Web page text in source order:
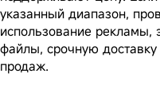
указанный диапазон,
использование рекламы,
файлы, срочную
продаж.